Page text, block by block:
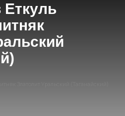
Еткуль